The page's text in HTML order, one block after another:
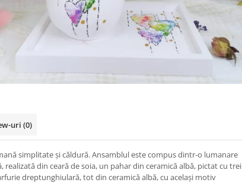
uri (0)
simplitate și căldură. Ansamblul este compus dintr-o lumanare
realizată din ceară de soia, un pahar din ceramică albă, pictat cu trei
dreptunghiulară, tot din ceramică albă, cu același motiv